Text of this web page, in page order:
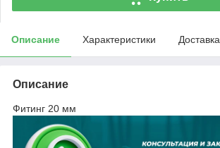
Описание Характеристики Доставка
Описание
Фитинг 20 мм